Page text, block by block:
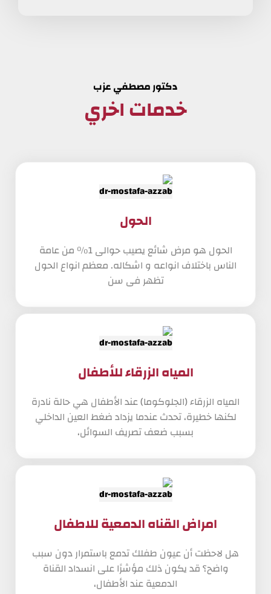
دكتور مصطفي عزب
خدمات اخري
الحول
الحول هو مرض شائع يصيب حوالى 1% من عامة
الناس باختلاف انواعه و اشكاله. معظم انواع الحول
تظهر فى سن
المياه الزرقاء للأطفال
المياه الزرقاء (الجلوكوما) عند الأطفال هي حالة نادرة
لكنها خطيرة، تحدث عندما يزداد ضغط العين الداخلي
بسبب ضعف تصريف السوائل،
امراض القناه الدمعية للاطفال
هل لاحظت أن عيون طفلك تدمع باستمرار دون سبب
واضح؟ قد يكون ذلك مؤشرًا على انسداد القناة
الدمعية عند الأطفال،